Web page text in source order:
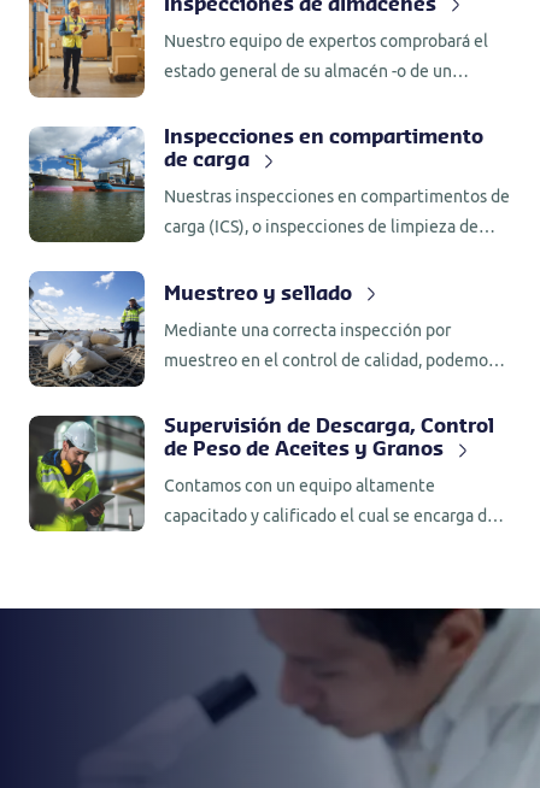
preembarque como en el embarque del
producto.
Inspecciones de almacenes
Nuestro equipo de expertos comprobará el
estado general de su almacén -o de un
para garantizar que el almacén está
preparado para recibir su valiosa carga en un
entorno seguro para preservar la calidad de
sus mercancías.
Inspecciones en compartimento
de carga
Nuestras inspecciones en compartimentos de
carga (ICS), o inspecciones de limpieza de
experimentados y cualificados que conocen
Muestreo y sellado
Mediante una correcta inspección por
muestreo en el control de calidad, podemos
cumple las especificaciones contractuales.
Supervisión de Descarga, Control
de Peso de Aceites y Granos
Contamos con un equipo altamente
capacitado y calificado el cual se encarga de